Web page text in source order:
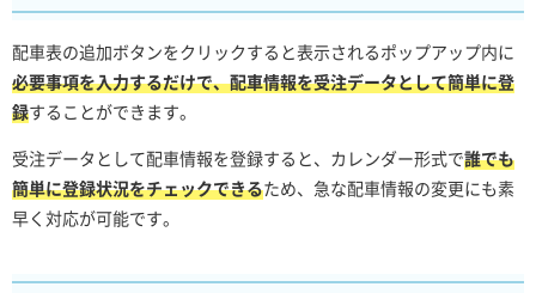
配車表の追加ボタンをクリックすると表示されるポップアップ内に
必要事項を入力するだけで、配車情報を受注データとして簡単に登
録することができます。
受注データとして配車情報を登録すると、カレンダー形式で誰でも
簡単に登録状況をチェックできるため、急な配車情報の変更にも素
早く対応が可能です。